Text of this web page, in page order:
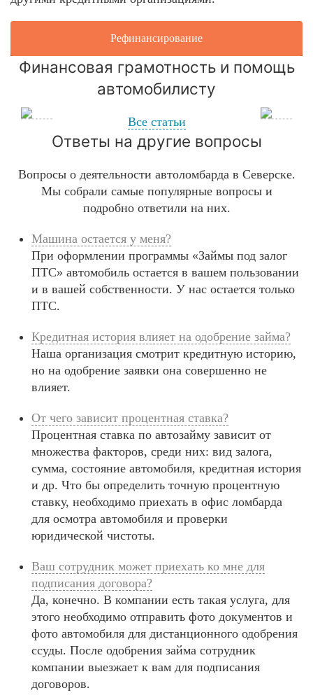
Рефинансирование
Финансовая грамотность и помощь
автомобилисту
Все статьи
Ответы на другие вопросы
Вопросы о деятельности автоломбарда в Северске.
Мы собрали самые популярные вопросы и
подробно ответили на них.
Машина остается у меня?
При оформлении программы «Займы под залог
ПТС» автомобиль остается в вашем пользовании
и в вашей собственности. У нас остается только
ПТС.
Кредитная история влияет на одобрение займа?
Наша организация смотрит кредитную историю,
но на одобрение заявки она совершенно не
влияет.
От чего зависит процентная ставка?
Процентная ставка по автозайму зависит от
множества факторов, среди них: вид залога,
сумма, состояние автомобиля, кредитная история
и др. Что бы определить точную процентную
ставку, необходимо приехать в офис ломбарда
для осмотра автомобиля и проверки
юридической чистоты.
Ваш сотрудник может приехать ко мне для
подписания договора?
Да, конечно. В компании есть такая услуга, для
этого необходимо отправить фото документов и
фото автомобиля для дистанционного одобрения
ссуды. После одобрения займа сотрудник
компании выезжает к вам для подписания
договоров.